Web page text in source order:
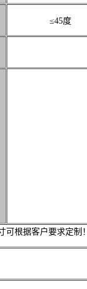
≤45度
据客户要求定制！